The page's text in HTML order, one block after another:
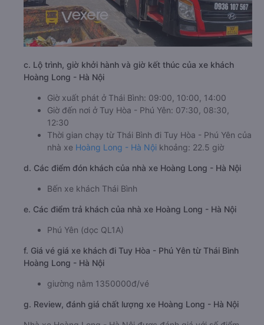
c. Lộ trình, giờ khởi hành và giờ kết thúc của xe khách
Hoàng Long - Hà Nội
Giờ xuất phát ở Thái Bình: 09:00, 10:00, 14:00
Giờ đến nơi ở Tuy Hòa - Phú Yên: 07:30, 08:30,
12:30
Thời gian chạy từ Thái Bình đi Tuy Hòa - Phú Yên của
nhà xe Hoàng Long - Hà Nội khoảng: 22.5 giờ
d. Các điểm đón khách của nhà xe Hoàng Long - Hà Nội
Bến xe khách Thái Bình
e. Các điểm trả khách của nhà xe Hoàng Long - Hà Nội
Phú Yên (dọc QL1A)
f. Giá vé giá xe khách đi Tuy Hòa - Phú Yên từ Thái Bình
Hoàng Long - Hà Nội
giường nằm 1350000đ/vé
g. Review, đánh giá chất lượng xe Hoàng Long - Hà Nội